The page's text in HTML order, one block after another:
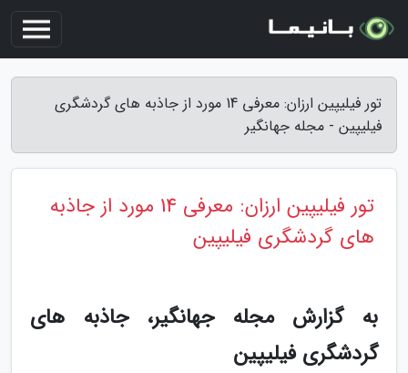
تور فیلیپین ارزان: معرفی 14 مورد از جاذبه های گردشگری
فیلیپین - مجله جهانگیر
تور فیلیپین ارزان: معرفی 14 مورد از جاذبه
های گردشگری فیلیپین
به گزارش مجله جهانگیر، جاذبه های
گردشگری فیلیپین